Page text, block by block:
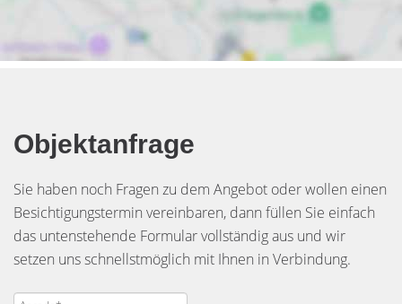
Objektanfrage
Sie haben noch Fragen zu dem Angebot oder wollen einen
Besichtigungstermin vereinbaren, dann füllen Sie einfach
das untenstehende Formular vollständig aus und wir
setzen uns schnellstmöglich mit Ihnen in Verbindung.